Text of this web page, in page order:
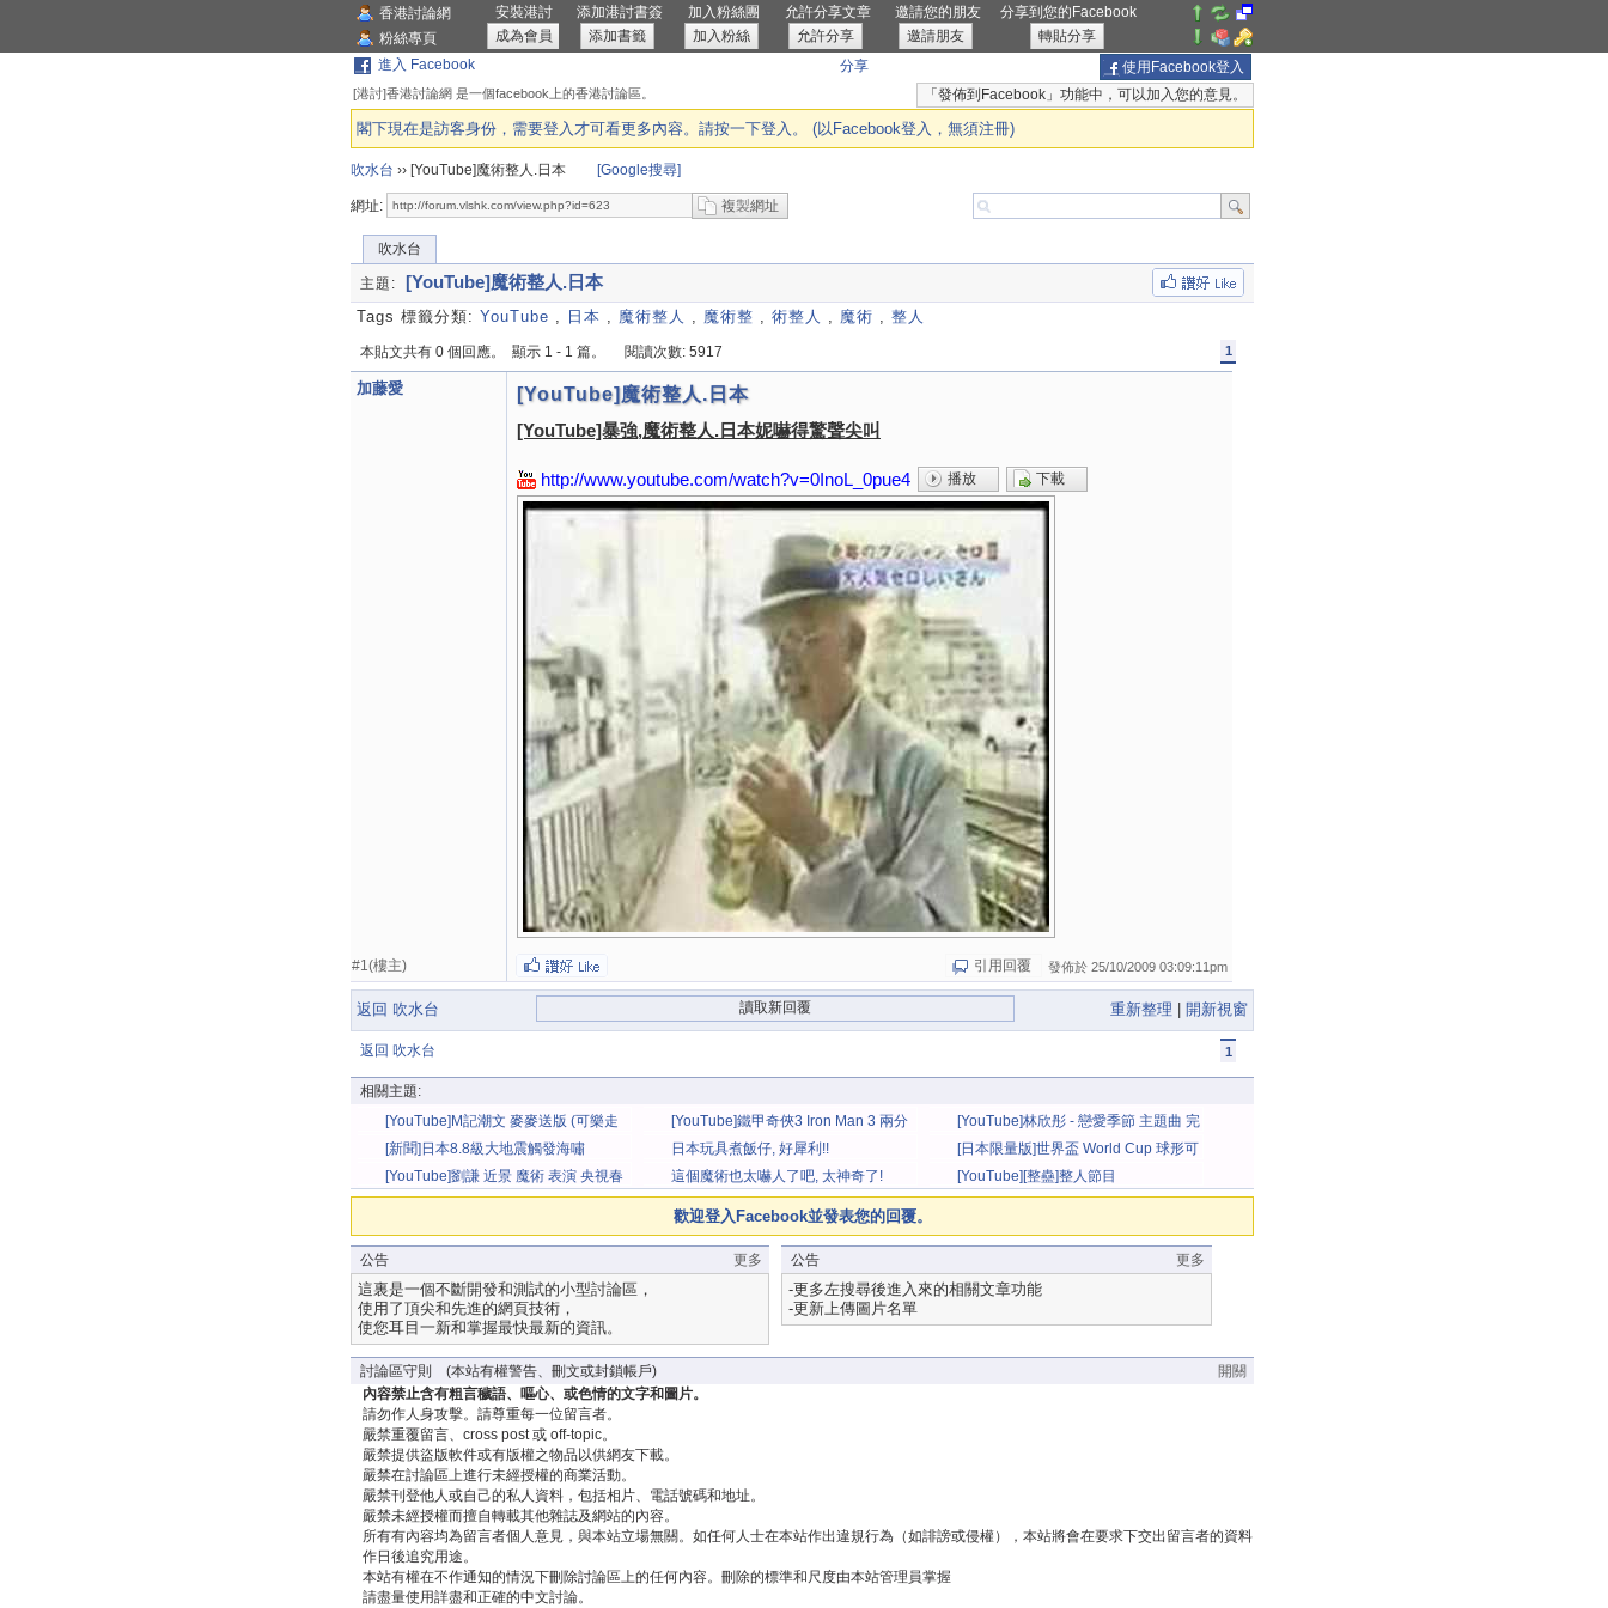
香港討論網
粉絲專頁
安裝港討
成為會員
添加港討書簽
添加書籤
加入粉絲團
加入粉絲
允許分享文章
允許分享
邀請您的朋友
邀請朋友
分享到您的Facebook
轉貼分享
進入 Facebook
使用Facebook登入
分享
[港討]香港討論網 是一個facebook上的香港討論區。 「發佈到Facebook」功能中，可以加入您的意見。
閣下現在是訪客身份，需要登入才可看更多內容。請按一下登入。 (以Facebook登入，無須注冊)
吹水台 ›› [YouTube]魔術整人.日本 [Google搜尋]
網址: 複製網址
吹水台
主題: [YouTube]魔術整人.日本
Tags 標籤分類: YouTube , 日本 , 魔術整人 , 魔術整 , 術整人 , 魔術 , 整人
本貼文共有 0 個回應。 顯示 1 - 1 篇。 閱讀次數: 5917 1
加藤愛
[YouTube]魔術整人.日本
[YouTube]暴強,魔術整人.日本妮嚇得驚聲尖叫
http://www.youtube.com/watch?v=0InoL_0pue4 播放 下載
#1(樓主) 發佈於 25/10/2009 03:09:11pm
引用回覆
返回 吹水台 重新整理 開新視窗
返回 吹水台 1
相關主題:
[YouTube]M記潮文 麥麥送版 (可樂走
杯 黑旋風 舒琪味)
[YouTube]鐵甲奇俠3 Iron Man 3 兩分
鐘35套裝甲
[YouTube]林欣彤 - 戀愛季節 主題曲 完
整版 歌詞 下載
[新聞]日本8.8級大地震觸發海嘯 日本玩具煮飯仔, 好犀利!!
[日本限量版]世界盃 World Cup 球形可
口可樂
[YouTube]劉謙 近景 魔術 表演 央視春
節聯歡晚會[自錄版]
這個魔術也太嚇人了吧, 太神奇了! [YouTube][整蠱]整人節目
歡迎登入Facebook並發表您的回覆。
公告 更多
這裏是一個不斷開發和測試的小型討論區，
使用了頂尖和先進的網頁技術，
使您耳目一新和掌握最快最新的資訊。
公告 更多
-更多左搜尋後進入來的相關文章功能
-更新上傳圖片名單
討論區守則 (本站有權警告、刪文或封鎖帳戶)
開關
內容禁止含有粗言穢語、嘔心、或色情的文字和圖片。
請勿作人身攻擊。請尊重每一位留言者。
嚴禁重覆留言、cross post 或 off-topic。
嚴禁提供盜版軟件或有版權之物品以供網友下載。
嚴禁在討論區上進行未經授權的商業活動。
嚴禁刊登他人或自己的私人資料，包括相片、電話號碼和地址。
嚴禁未經授權而擅自轉載其他雜誌及網站的內容。
所有有內容均為留言者個人意見，與本站立場無關。如任何人士在本站作出違規行為（如誹謗或侵權），本站將會在要求下交出留言者的資料
作日後追究用途。
本站有權在不作通知的情況下刪除討論區上的任何內容。刪除的標準和尺度由本站管理員掌握
請盡量使用詳盡和正確的中文討論。